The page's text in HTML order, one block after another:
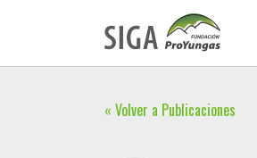
« Volver a Publicaciones